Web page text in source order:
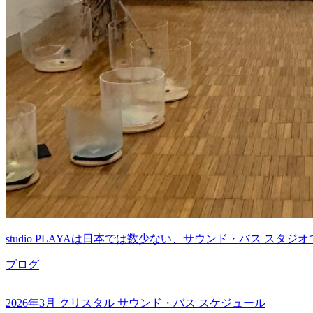
studio PLAYAは日本では数少ない、サウンド・バス スタジオ
ブログ
2026年3月 クリスタル サウンド・バス スケジュール